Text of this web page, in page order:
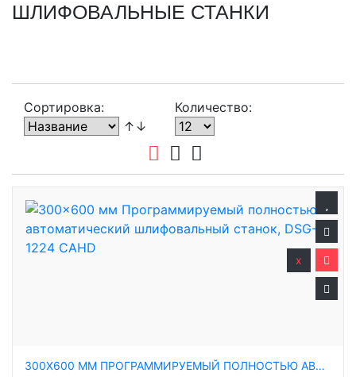
ШЛИФОВАЛЬНЫЕ СТАНКИ
Сортировка:
↑↓
Количество:
300X600 ММ ПРОГРАММИРУЕМЫЙ ПОЛНОСТЬЮ АВТОМАТИЧЕСКИЙ ШЛИФОВАЛЬНЫЙ СТАНОК, DSG-1224 CAHD
x